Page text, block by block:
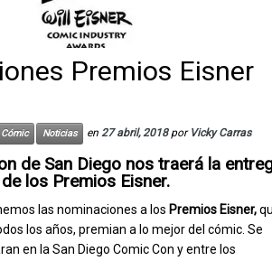
Premios Eisner
Cómic Noticias en 27 abril, 2018 por Vicky Carras
de San Diego nos traerá la
de los Premios Eisner.
las nominaciones a los Premios Eisner,
los años, premian a lo mejor del cómic. Se
en la San Diego Comic Con y entre los